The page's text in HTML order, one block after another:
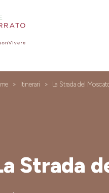
Itinerari La Strada del
Strada